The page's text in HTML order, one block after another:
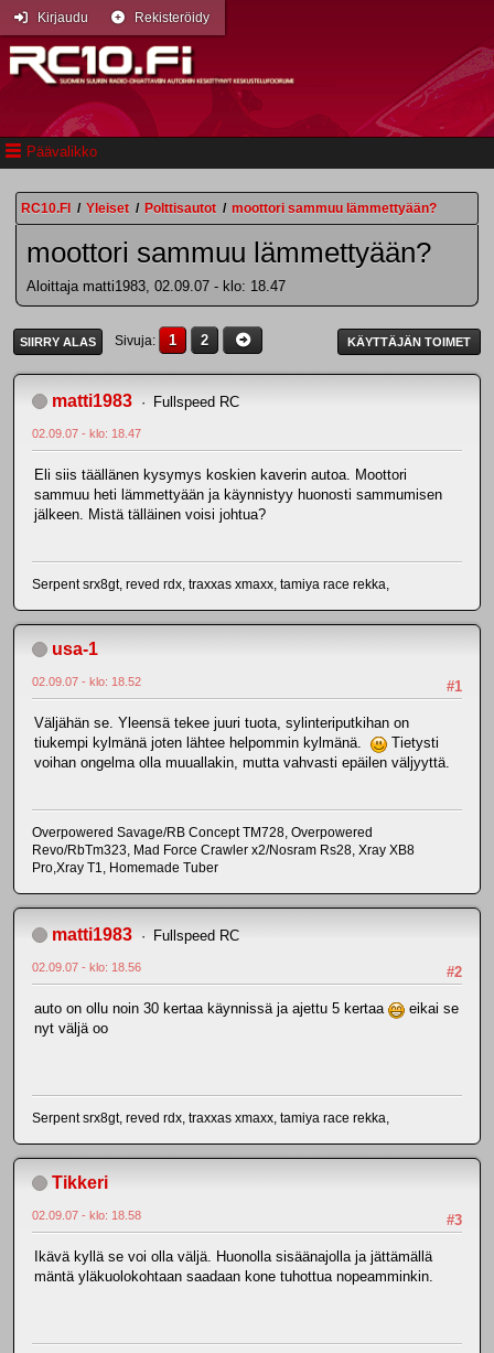
Päävalikko
Kirjaudu Rekisteröidy
RC10.FI / Yleiset / Polttisautot / moottori sammuu lämmettyään?
moottori sammuu lämmettyään?
Aloittaja matti1983, 02.09.07 - klo: 18.47
SIIRRY ALAS Sivuja 1 2 KÄYTTÄJÄN TOIMET
matti1983 Fullspeed RC
02.09.07 - klo: 18.47
Eli siis täällänen kysymys koskien kaverin autoa. Moottori
sammuu heti lämmettyään ja käynnistyy huonosti sammumisen
jälkeen. Mistä tälläinen voisi johtua?
Serpent srx8gt, reved rdx, traxxas xmaxx, tamiya race rekka,
usa-1
#1
02.09.07 - klo: 18.52
Väljähän se. Yleensä tekee juuri tuota, sylinteriputkihan on
tiukempi kylmänä joten lähtee helpommin kylmänä.
Tietysti
voihan ongelma olla muuallakin, mutta vahvasti epäilen väljyyttä.
Overpowered Savage/RB Concept TM728, Overpowered
Revo/RbTm323, Mad Force Crawler x2/Nosram Rs28, Xray XB8
Pro,Xray T1, Homemade Tuber
matti1983 Fullspeed RC
#2
02.09.07 - klo: 18.56
auto on ollu noin 30 kertaa käynnissä ja ajettu 5 kertaa
eikai se
nyt väljä oo
Serpent srx8gt, reved rdx, traxxas xmaxx, tamiya race rekka,
Tikkeri
#3
02.09.07 - klo: 18.58
Ikävä kyllä se voi olla väljä. Huonolla sisäänajolla ja jättämällä
mäntä yläkuolokohtaan saadaan kone tuhottua nopeamminkin.